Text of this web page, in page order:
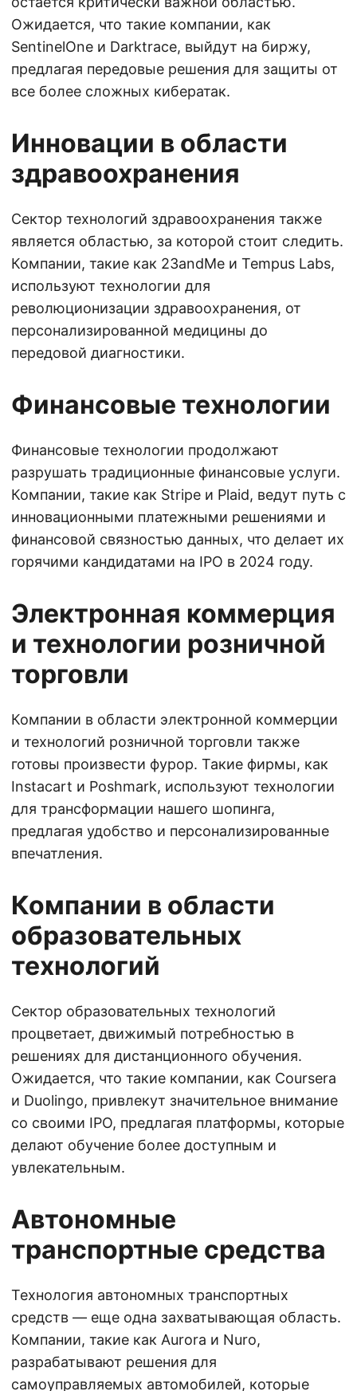
Ожидается, что такие компании, как
SentinelOne и Darktrace, выйдут на биржу,
предлагая передовые решения для защиты от
все более сложных кибератак.
Инновации в области
здравоохранения
Сектор технологий здравоохранения также
является областью, за которой стоит следить.
Компании, такие как 23andMe и Tempus Labs,
используют технологии для
революционизации здравоохранения, от
персонализированной медицины до
передовой диагностики.
Финансовые технологии
Финансовые технологии продолжают
разрушать традиционные финансовые услуги.
Компании, такие как Stripe и Plaid, ведут путь с
инновационными платежными решениями и
финансовой связностью данных, что делает их
горячими кандидатами на IPO в 2024 году.
Электронная коммерция
и технологии розничной
торговли
Компании в области электронной коммерции
и технологий розничной торговли также
готовы произвести фурор. Такие фирмы, как
Instacart и Poshmark, используют технологии
для трансформации нашего шопинга,
предлагая удобство и персонализированные
впечатления.
Компании в области
образовательных
технологий
Сектор образовательных технологий
процветает, движимый потребностью в
решениях для дистанционного обучения.
Ожидается, что такие компании, как Coursera
и Duolingo, привлекут значительное внимание
со своими IPO, предлагая платформы, которые
делают обучение более доступным и
увлекательным.
Автономные
транспортные средства
Технология автономных транспортных
средств — еще одна захватывающая область.
Компании, такие как Aurora и Nuro,
разрабатывают решения для
самоуправляемых автомобилей, которые